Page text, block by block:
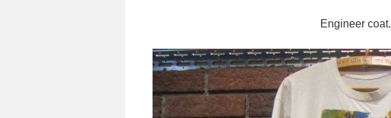
Engineer coat.